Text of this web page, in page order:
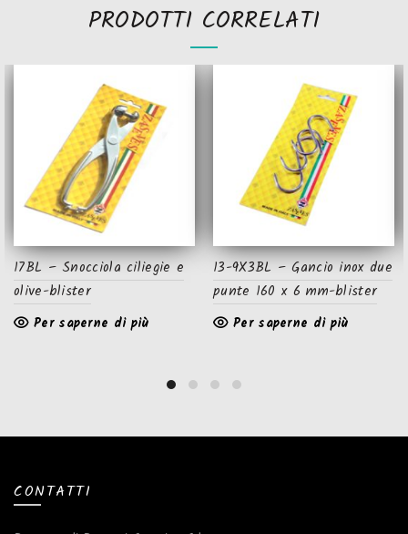
PRODOTTI CORRELATI
17BL – Snocciola ciliegie e
olive-blister
Per saperne di più
13-9X3BL – Gancio inox due
punte 160 x 6 mm-blister
Per saperne di più
CONTATTI